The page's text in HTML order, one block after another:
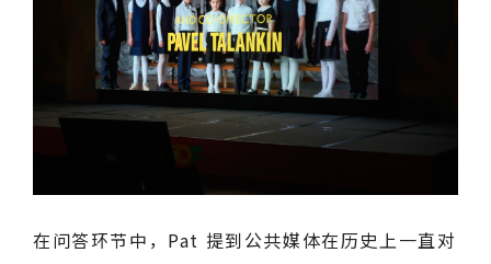
在问答环节中，Pat 提到公共媒体在历史上一直对